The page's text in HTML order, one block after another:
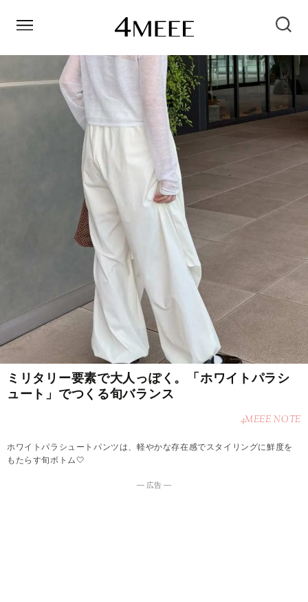
ミリタリー要素で大人っぽく。「ホワイトパラシ
ュート」でつくる旬バランス
4MEEE NOTE
ホワイトパラシュートパンツは、軽やかな存在感でスタイリングに鮮度を
もたらす旬ボトム🤍
― 広告 ―